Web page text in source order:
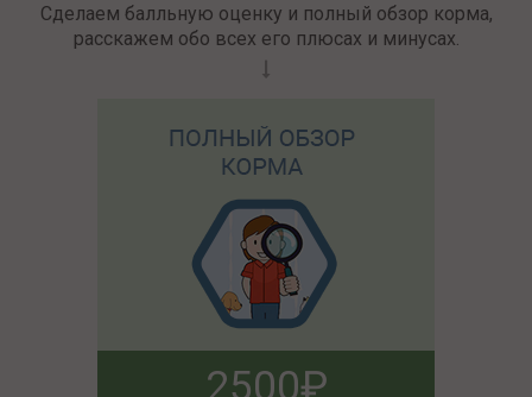
Сделаем балльную оценку и полный обзор корма,
расскажем обо всех его плюсах и минусах.
2500